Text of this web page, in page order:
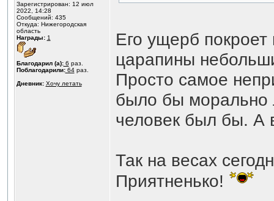
Зарегистрирован: 12 июл
2022, 14:28
Сообщений: 435
Откуда: Нижегородская
область
Награды: 1
Благодарил (а):6 раз.
Поблагодарили:64раз.
Дневник: Хочу летать
Его ущерб
царапины
Просто самое
было бы морально
человек был бы. А
Так на весах
Приятненько!